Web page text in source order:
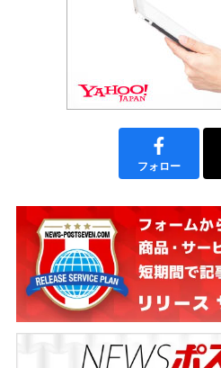
フォロー